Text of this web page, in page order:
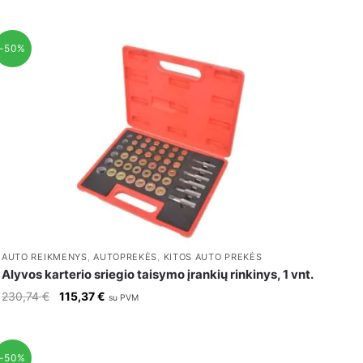
-50%
AUTO REIKMENYS ,AUTOPREKĖS KITOS AUTO PREKĖS
Alyvos karterio sriegio taisymo įrankių rinkinys, 1 vnt.
230,74€
Original
115,37€Current
su PVM
-50%